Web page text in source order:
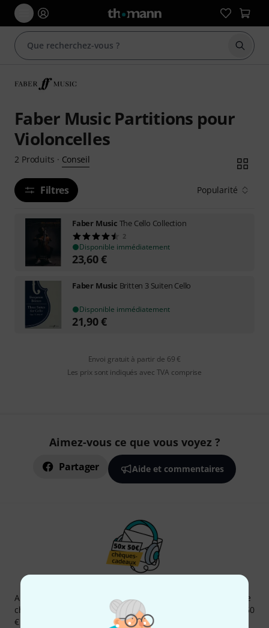
Faber Music Partitions pour
Violoncelles
2 Produits · Conseil
Filtres Popularité
Faber Music The Cello Collection
2
Disponible immédiatement
23,60€
Faber Music Britten 3 Suiten Cello
Disponible immédiatement
21,90€
Envoi gratuit à partir de 69 €
Les prix sont indiqués avec TVA comprise
Aimez-vous ce que vous voyez ?
Partager Aide et commentaires
Abonnez-vous à la newsletter Thomann et, avec un peu de
chance, gagnez l'un des 50 bons d'achat d'une valeur de 50
€ chacun!